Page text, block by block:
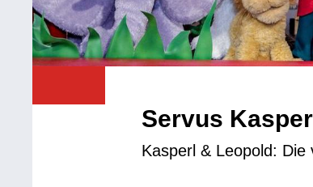
Servus Kasperl
Kasperl & Leopold: